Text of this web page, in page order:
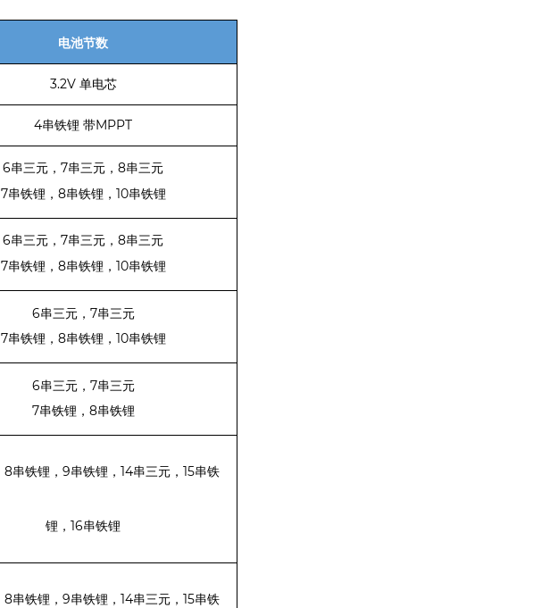
电池节数
3.2V 单电芯
4串铁锂 带MPPT
6串三元，7串三元，8串三元
7串铁锂， 8串铁锂， 10串铁锂
6串三元，7串三元，8串三元
7串铁锂， 8串铁锂， 10串铁锂
6串三元， 7串三元
7串铁锂， 8串铁锂， 10串铁锂
6串三元， 7串三元
7串铁锂， 8串铁锂
8串铁锂， 9串铁锂， 14串三元， 15串铁
锂， 16串铁锂
8串铁锂， 9串铁锂， 14串三元， 15串铁